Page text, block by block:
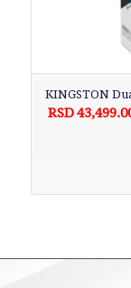
KINGSTON
RSD